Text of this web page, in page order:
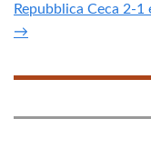
Repubblica Ceca 2-
→